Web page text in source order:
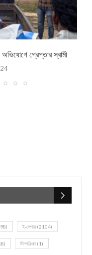
গ্রেপ্তার স্বামী
ই-পেপার (2104)
দিনপঞ্জিকা (1)